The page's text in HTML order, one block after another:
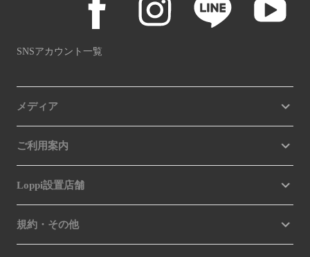
SNSアカウント一覧
メディア
ご利用案内
Loppi設置店舗
規約・その他